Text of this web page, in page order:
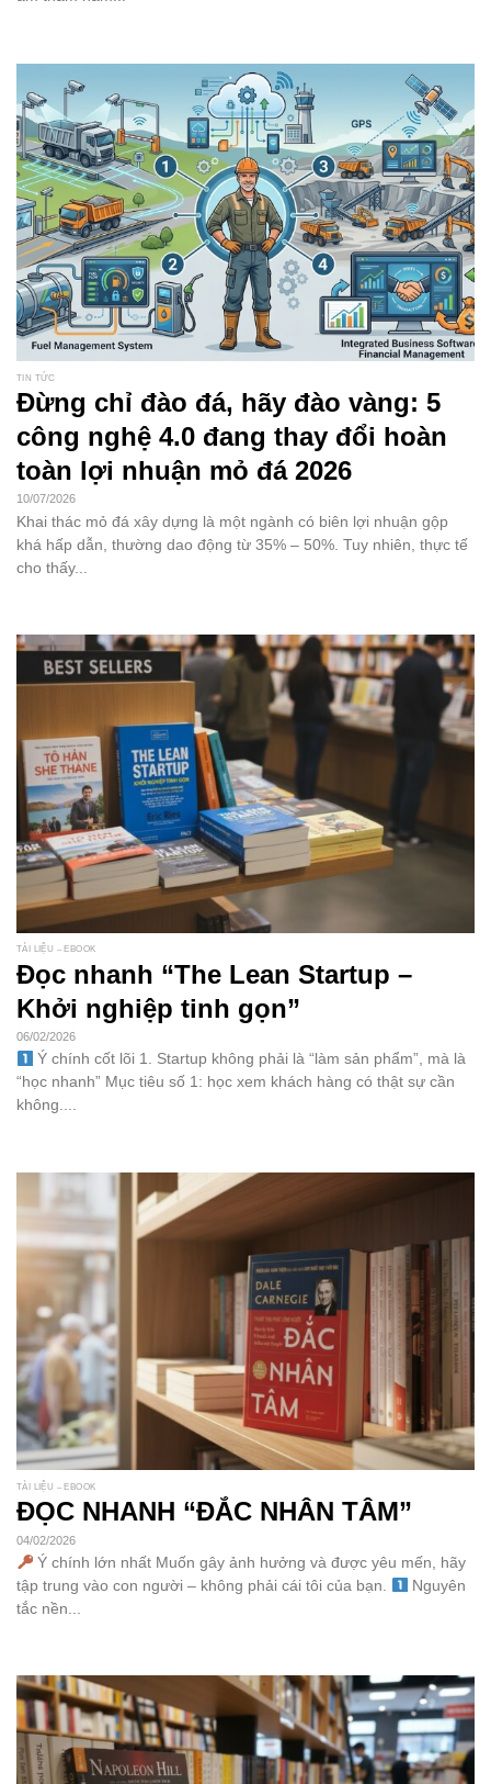
TIN TỨC
Đừng chỉ đào đá, hãy đào vàng: 5
công nghệ 4.0 đang thay đổi hoàn
toàn lợi nhuận mỏ đá 2026
10/07/2026
Khai thác mỏ đá xây dựng là một ngành có biên lợi nhuận gộp
khá hấp dẫn, thường dao động từ 35% – 50%. Tuy nhiên, thực tế
cho thấy...
TÀI LIỆU – EBOOK
Đọc nhanh “The Lean Startup –
Khởi nghiệp tinh gọn”
06/02/2026
Ý chính cốt lõi 1. Startup không phải là “làm sản phẩm”, mà là
“học nhanh” Mục tiêu số 1: học xem khách hàng có thật sự cần
không....
TÀI LIỆU – EBOOK
ĐỌC NHANH “ĐẮC NHÂN TÂM”
04/02/2026
Ý chính lớn nhất Muốn gây ảnh hưởng và được yêu mến, hãy
tập trung vào con người – không phải cái tôi của bạn.
Nguyên
tắc nền...